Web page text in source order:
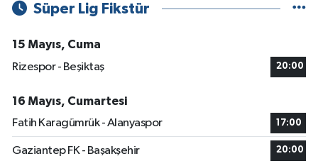
Süper Lig Fikstür
15 Mayıs, Cuma
Rizespor - Beşiktaş
20:00
16 Mayıs, Cumartesi
Fatih Karagümrük - Alanyaspor
17:00
Gaziantep FK - Başakşehir 20:00